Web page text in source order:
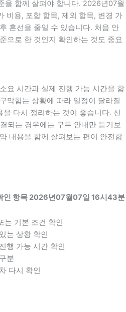
을 함께 살펴야 합니다. 2026년07월
비용, 포함 항목, 제외 항목, 변경 가
혼선을 줄일 수 있습니다. 처음 안
으로 한 것인지 확인하는 것도 중요
요 시간과 실제 진행 가능 시간을 함
막힘는 상황에 따라 일정이 달라질
다시 정리하는 것이 좋습니다. 신
되는 경우에는 구두 안내만 듣기보
내용을 함께 살펴보는 편이 안전합
인 항목 2026년07월07일 16시43분
는 기본 조건 확인
는 상황 확인
행 가능 시간 확인
분
다시 확인